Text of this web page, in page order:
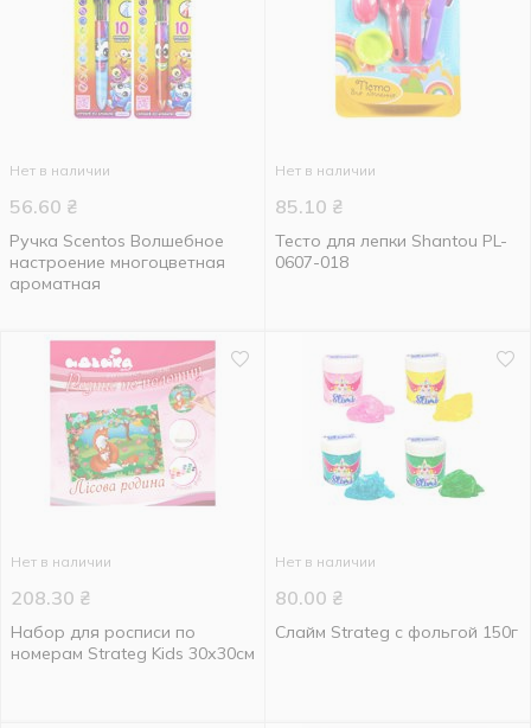
Нет в наличии
56.60 ₴
Ручка Scentos Волшебное
настроение многоцветная
ароматная
Нет в наличии
85.10 ₴
Тесто для лепки Shantou PL-
0607-018
Нет в наличии
208.30 ₴
Набор для росписи по
номерам Strateg Kids 30х30см
Нет в наличии
80.00 ₴
Слайм Strateg с фольгой 150г